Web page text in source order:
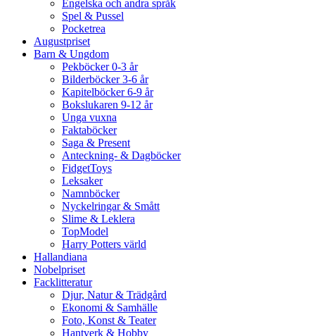
Engelska och andra språk
Spel & Pussel
Pocketrea
Augustpriset
Barn & Ungdom
Pekböcker 0-3 år
Bilderböcker 3-6 år
Kapitelböcker 6-9 år
Bokslukaren 9-12 år
Unga vuxna
Faktaböcker
Saga & Present
Anteckning- & Dagböcker
FidgetToys
Leksaker
Namnböcker
Nyckelringar & Smått
Slime & Leklera
TopModel
Harry Potters värld
Hallandiana
Nobelpriset
Facklitteratur
Djur, Natur & Trädgård
Ekonomi & Samhälle
Foto, Konst & Teater
Hantverk & Hobby